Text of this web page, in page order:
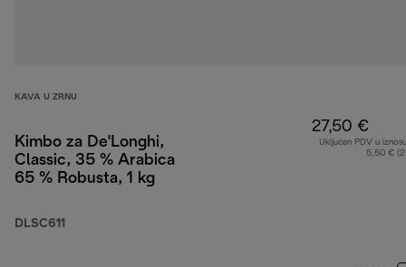
KAVA U ZRNU
Kimbo za De'Longhi,
Classic, 35 % Arabica
65 % Robusta, 1 kg
DLSC611
27,50 €
Uključen PDV u
5,50 €